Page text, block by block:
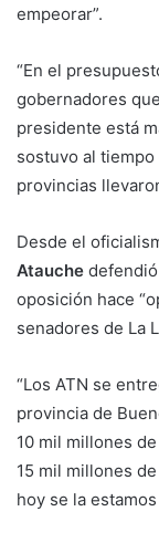
empeorar”.
“En el
gobernadores
presidente está
sostuvo al
provincias
Desde el
Atauche
oposición hace
senadores de La
“Los ATN se
provincia de
10 mil millones
15 mil millones
hoy se la